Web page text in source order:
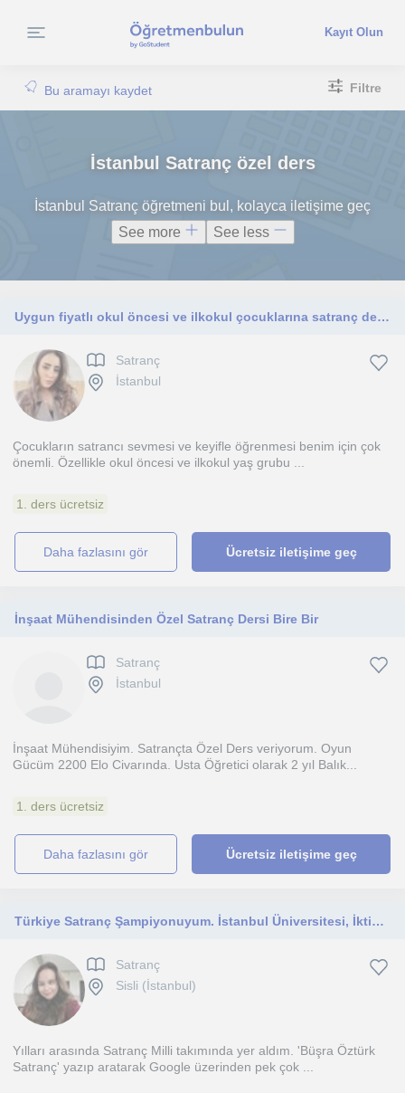
Kayıt Olun
Bu aramayı kaydet Filtre
İstanbul Satranç özel ders
İstanbul Satranç öğretmeni bul, kolayca iletişime geç
See more
See less
Uygun fiyatlı okul öncesi ve ilkokul çocuklarına satranç dersi vermekteyim
Satranç
İstanbul
Çocukların satrancı sevmesi ve keyifle öğrenmesi benim için çok
önemli. Özellikle okul öncesi ve ilkokul yaş grubu ...
1. ders ücretsiz
daha fazlasını gör Ücretsiz iletişime geç
İnşaat Mühendisinden Özel Satranç Dersi Bire Bir
Satranç
İstanbul
İnşaat Mühendisiyim. Satrançta Özel Ders veriyorum. Oyun
Gücüm 2200 Elo Civarında. Usta Öğretici olarak 2 yıl Balık...
1. ders ücretsiz
daha fazlasını gör Ücretsiz iletişime geç
Türkiye Satranç Şampiyonuyum. İstanbul Üniversitesi, İktisat mezunuyum
Satranç
Sisli (İstanbul)
Yılları arasında Satranç Milli takımında yer aldım. 'Büşra Öztürk
Satranç' yazıp aratarak Google üzerinden pek çok ...